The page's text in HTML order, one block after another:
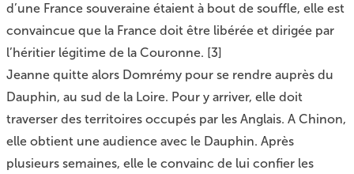
d’une France souveraine étaient à bout de souffle, elle est
convaincue que la France doit être libérée et dirigée par
l’héritier légitime de la Couronne. [3]
Jeanne quitte alors Domrémy pour se rendre auprès du
Dauphin, au sud de la Loire. Pour y arriver, elle doit
traverser des territoires occupés par les Anglais. A Chinon,
elle obtient une audience avec le Dauphin. Après
plusieurs semaines, elle le convainc de lui confier les